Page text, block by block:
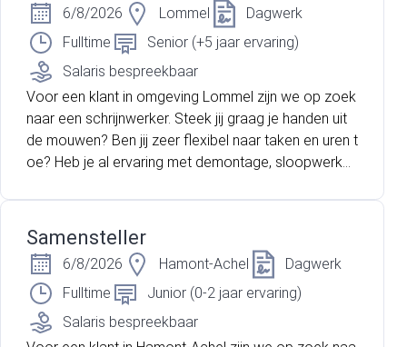
6/8/2026 Lommel
Dagwerk
Fulltime
Senior (+5 jaar ervaring)
Salaris bespreekbaar
Voor een klant in omgeving Lommel zijn we op zoek
naar een schrijnwerker. Steek jij graag je handen uit
de mouwen? Ben jij zeer flexibel naar taken en uren t
oe? Heb je al ervaring met demontage, sloopwerke
Samensteller
6/8/2026 Hamont-Achel
Dagwerk
Fulltime
Junior (0-2 jaar ervaring)
Salaris bespreekbaar